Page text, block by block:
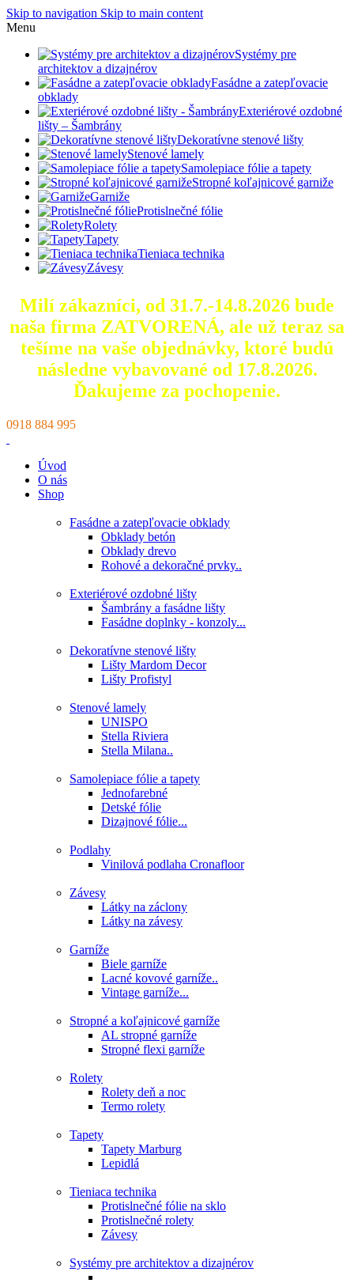
Skip to navigation Skip to main content
Menu
Systémy pre
architektov a dizajnérov
Fasádne a zatepľovacie
obklady
Exteriérové ozdobné
lišty – Šambrány
Dekoratívne stenové lišty
Stenové lamely
Samolepiace fólie a tapety
Stropné koľajnicové garniže
Garniže
Protislnečné fólie
Rolety
Tapety
Tieniaca technika
Závesy
Milí zákazníci, od 31.7.-14.8.2026 bude
naša firma ZATVORENÁ, ale už teraz sa
tešíme na vaše objednávky, ktoré budú
následne vybavované od 17.8.2026.
Ďakujeme za pochopenie.
0918 884 995
Úvod
O nás
Shop
Fasádne a zatepľovacie obklady
Obklady betón
Obklady drevo
Rohové a dekoračné prvky..
Exteriérové ozdobné lišty
Šambrány a fasádne lišty
Fasádne doplnky - konzoly...
Dekoratívne stenové lišty
Lišty Mardom Decor
Lišty Profistyl
Stenové lamely
UNISPO
Stella Riviera
Stella Milana..
Samolepiace fólie a tapety
Jednofarebné
Detské fólie
Dizajnové fólie...
Podlahy
Vinilová podlaha Cronafloor
Závesy
Látky na záclony
Látky na závesy
Garníže
Biele garníže
Lacné kovové garníže..
Vintage garníže...
Stropné a koľajnicové garníže
AL stropné garníže
Stropné flexi garníže
Rolety
Rolety deň a noc
Termo rolety
Tapety
Tapety Marburg
Lepidlá
Tieniaca technika
Protislnečné fólie na sklo
Protislnečné rolety
Závesy
Systémy pre architektov a dizajnérov